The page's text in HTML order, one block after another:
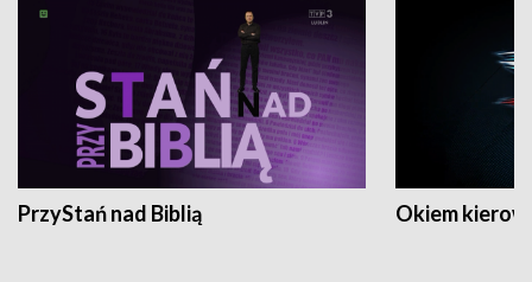
PrzyStań nad Biblią Okiem